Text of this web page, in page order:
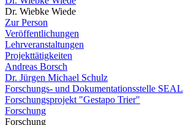
Dr. Wiebke Wiede
Zur Person
Veröffentlichungen
Lehrveranstaltungen
Projekttätigkeiten
Andreas Borsch
Dr. Jürgen Michael Schulz
Forschungs- und Dokumentationsstelle SEAL
Forschungsprojekt "Gestapo Trier"
Forschung
Forschung